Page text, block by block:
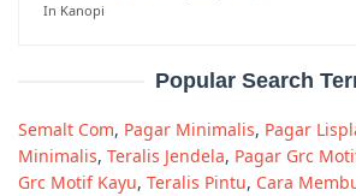
In Kanopi
Popular Search
Semalt Com, Pagar Minimalis, Pagar
Minimalis, Teralis Jendela, Pagar Grc
Grc Motif Kayu, Teralis Pintu, Cara